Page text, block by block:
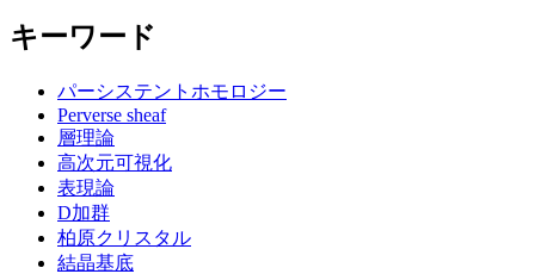
キーワード
パーシステントホモロジー
Perverse sheaf
層理論
高次元可視化
表現論
D加群
柏原クリスタル
結晶基底